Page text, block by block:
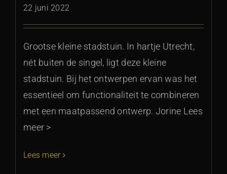
22 juni 2022
Grootse kleine stadstuin. In hartje Utrecht,
nét buiten de singel, ligt deze kleine
stadstuin. Bij het ontwerpen ervan was het
essentieel om functionaliteit te combineren
met een maatpassend ontwerp. Jorine Lees
meer >
Lees meer